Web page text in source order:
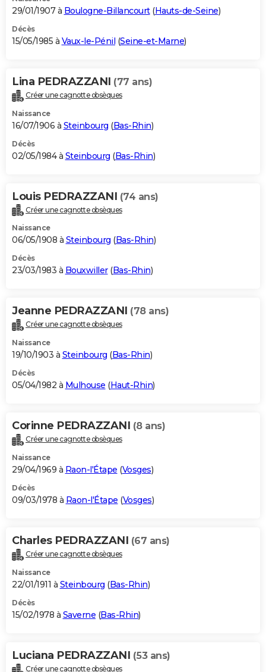
29/01/1907 à Boulogne-Billancourt(Hauts-de-Seine)
Décès
15/05/1985 à Vaux-le-Pénil (Seine-et-Marne)
Lina PEDRAZZANI (77 ans)
Créer une cagnotte obsèques
Naissance
16/07/1906 à Steinbourg (Bas-Rhin)
Décès
02/05/1984 à Steinbourg (Bas-Rhin)
Louis PEDRAZZANI (74 ans)
Créer une cagnotte obsèques
Naissance
06/05/1908 à Steinbourg (Bas-Rhin)
Décès
23/03/1983 à Bouxwiller(Bas-Rhin)
Jeanne PEDRAZZANI (78 ans)
Créer une cagnotte obsèques
Naissance
19/10/1903 à Steinbourg (Bas-Rhin)
Décès
05/04/1982 à Mulhouse (Haut-Rhin)
Corinne PEDRAZZANI (8 ans)
Créer une cagnotte obsèques
Naissance
29/04/1969 à Raon-l'Étape (Vosges)
Décès
09/03/1978 à Raon-l'Étape (Vosges)
Charles PEDRAZZANI (67 ans)
Créer une cagnotte obsèques
Naissance
22/01/1911 à Steinbourg (Bas-Rhin)
Décès
15/02/1978 à Saverne (Bas-Rhin)
Luciana PEDRAZZANI (53 ans)
Créer une cagnotte obsèques